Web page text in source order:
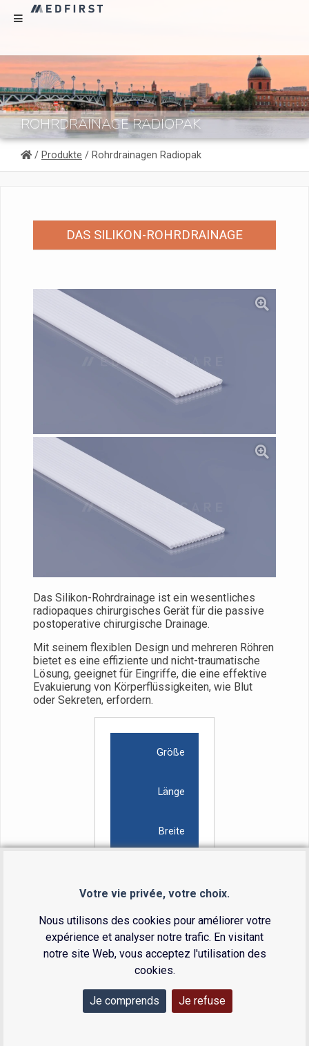
Votre vie privée, votre choix.
Nous utilisons des cookies pour améliorer votre
expérience et analyser notre trafic. En visitant
notre site Web, vous acceptez l'utilisation des
cookies.
Je comprends Je refuse
ROHRDRAINAGE RADIOPAK
/ Produkte / Rohrdrainagen Radiopak
DAS SILIKON-ROHRDRAINAGE
Das Silikon-Rohrdrainage ist ein wesentliches
radiopaques chirurgisches Gerät für die passive
postoperative chirurgische Drainage.
Mit seinem flexiblen Design und mehreren Röhren
bietet es eine effiziente und nicht-traumatische
Lösung, geeignet für Eingriffe, die eine effektive
Evakuierung von Körperflüssigkeiten, wie Blut
oder Sekreten, erfordern.
Größe
Länge
Breite
400mm
20mm